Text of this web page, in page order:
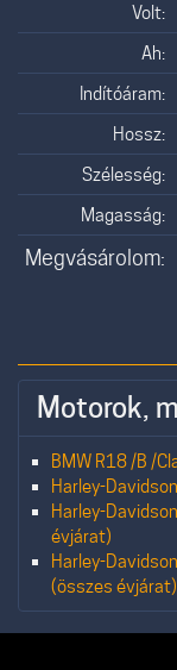
Volt:
Ah:
Indítóáram:
Hossz:
Szélesség:
Magasság:
Megvásárolom:
Motorok,
BMW R18 /B /
Harley-
Harley-
évjárat)
Harley-
(összes évjárat)